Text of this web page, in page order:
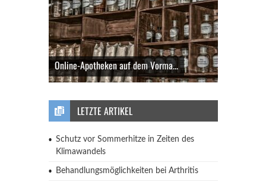
Online-Apotheken auf dem Vorma...
LETZTE ARTIKEL
Schutz vor Sommerhitze in Zeiten des
Klimawandels
Behandlungsmöglichkeiten bei Arthritis